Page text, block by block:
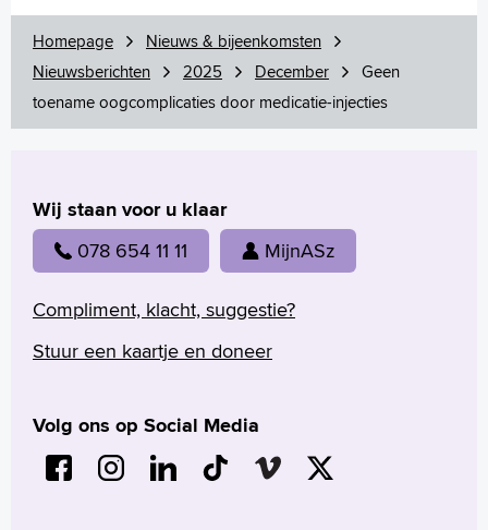
Homepage
Nieuws & bijeenkomsten
Nieuwsberichten
2025 December
Geen
toename oogcomplicaties door medicatie-injecties
Wij staan voor u klaar
078 654 11 11 MijnASz
Compliment, klacht, suggestie?
Stuur een kaartje en doneer
Volg ons op Social Media